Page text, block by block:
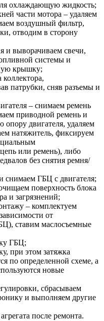
охлаждающую жидкость;
части мотора – удаляем
воздушный фильтр,
отводим в сторону
и выворачиваем свечи,
системы и
крышку;
патрубки, сняв разъемы и
– снимаем ремень
приводной ремень и
двигателя, удаляем
натяжитель, фиксируем
или ремень), либо
без снятия ремня/
снимаем ГБЦ с двигателя;
поверхность блока
и загрязнений;
– комплектуем
от
ставим маслосъемные
ГБЦ;
при этом затяжка
по определенной схеме, а
новые
сбрасываем
и выполняем другие
после ремонта.